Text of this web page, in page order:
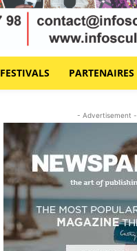
FESTIVALS PARTENAIRES
- Advertisement -